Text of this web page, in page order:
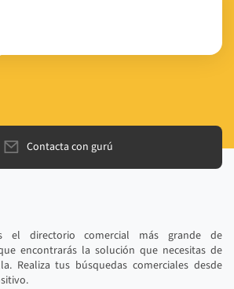
Contacta con gurú
el directorio comercial más grande de
encontrarás la solución que necesitas de
Realiza tus búsquedas comerciales desde